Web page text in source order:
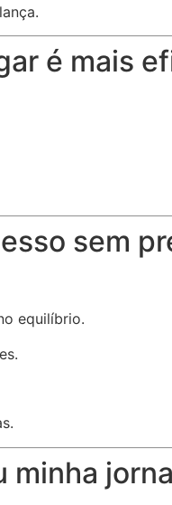
é mais
sem
equilíbrio.
minha